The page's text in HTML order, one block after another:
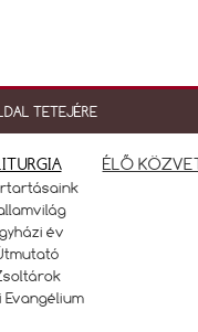
TETEJÉRE
év
Evangélium
ÉLŐ